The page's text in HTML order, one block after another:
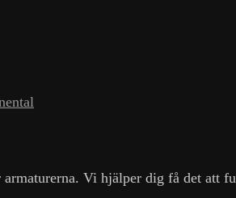
Vi hjälper dig få det att